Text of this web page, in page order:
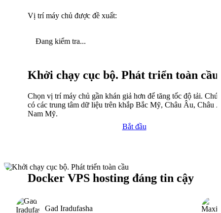
Vị trí máy chủ được đề xuất:
Đang kiểm tra...
Khởi chạy cục bộ. Phát triển toàn cầu
Chọn vị trí máy chủ gần khán giả hơn để tăng tốc độ tải.
có các trung tâm dữ liệu trên khắp Bắc Mỹ, Châu Âu, Châu
Nam Mỹ.
Bắt đầu
Docker VPS hosting đáng tin cậy
Gad Iradufasha